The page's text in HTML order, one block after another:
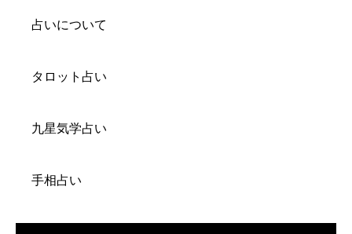
占いについて
タロット占い
九星気学占い
手相占い